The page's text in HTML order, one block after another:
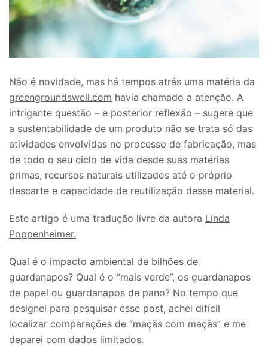
Não é novidade, mas há tempos atrás uma matéria da
greengroundswell.com havia chamado a atenção. A
intrigante questão – e posterior reflexão – sugere que
a sustentabilidade de um produto não se trata só das
atividades envolvidas no processo de fabricação, mas
de todo o seu ciclo de vida desde suas matérias
primas, recursos naturais utilizados até o próprio
descarte e capacidade de reutilização desse material.
Este artigo é uma tradução livre da autora Linda
Poppenheimer.
Qual é o impacto ambiental de bilhões de
guardanapos? Qual é o “mais verde”, os guardanapos
de papel ou guardanapos de pano? No tempo que
designei para pesquisar esse post, achei difícil
localizar comparações de “maçãs com maçãs” e me
deparei com dados limitados.